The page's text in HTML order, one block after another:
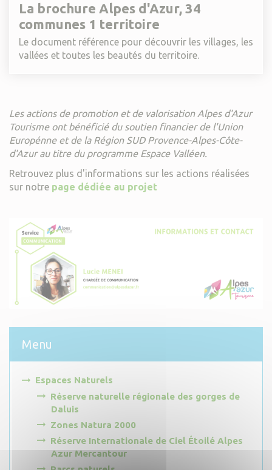
La brochure Alpes d'Azur, 34
communes 1 territoire
Le document référence pour découvrir les villages, les
vallées et toutes les beautés du territoire.
Les actions de promotion et de valorisation Alpes d'Azur
Tourisme ont bénéficié du soutien financier de l'Union
Europénne et de la Région SUD Provence-Alpes-Côte-
d'Azur au titre du programme Espace Valléen.
Retrouvez plus d'informations sur les actions réalisées
sur notre page dédiée au projet
Menu
Espaces Naturels
Réserve naturelle régionale des gorges de
Daluis
Zones Natura 2000
Réserve Internationale de Ciel Étoilé Alpes
Azur Mercantour